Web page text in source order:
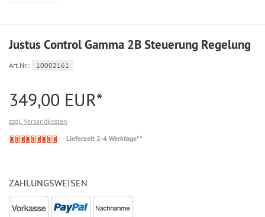
Justus Control Gamma 2B Steuerung Regelung
Art.Nr.: 10002161
349,00 EUR*
zzgl. Versandkosten
Nicht
Lieferzeit 2-4 Werktage**
ZAHLUNGSWEISEN